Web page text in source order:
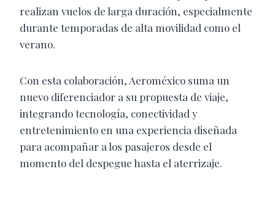
realizan vuelos de larga duración, especialmente
durante temporadas de alta movilidad como el
verano.
Con esta colaboración, Aeroméxico suma un
nuevo diferenciador a su propuesta de viaje,
integrando tecnología, conectividad y
entretenimiento en una experiencia diseñada
para acompañar a los pasajeros desde el
momento del despegue hasta el aterrizaje.